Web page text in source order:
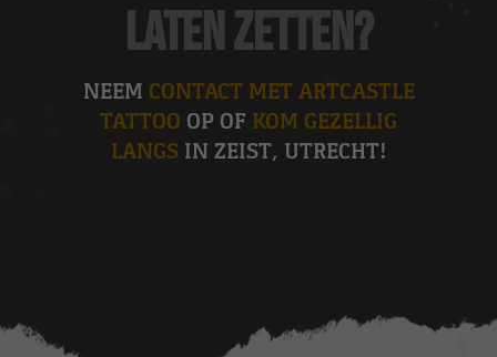
laten zetten?
NEEM CONTACT MET ARTCASTLE
TATTOO OP OF KOM GEZELLIG
LANGS IN ZEIST, UTRECHT!